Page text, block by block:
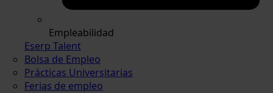
Empleabilidad
Eserp Talent
Bolsa de Empleo
Prácticas Universitarias
Ferias de empleo